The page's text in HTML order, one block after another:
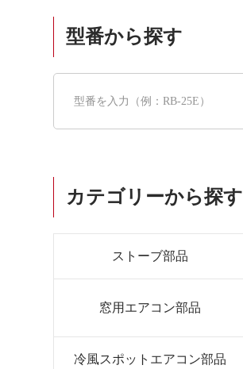
型番から探す
カテゴリーから探す
ストーブ部品
窓用エアコン部品
冷風スポットエアコン部品